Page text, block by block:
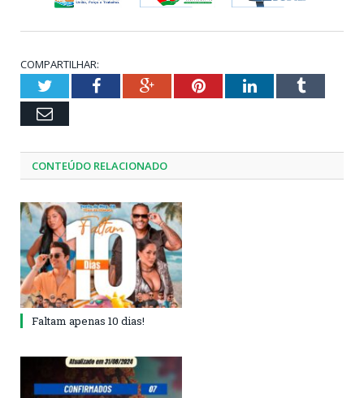
COMPARTILHAR:
TwitterFacebookGoogle+PinterestLinkedInTumblr
Email
CONTEÚDO RELACIONADO
Faltam apenas 10 dias!